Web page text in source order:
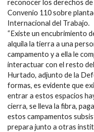
reconocer los derechos
Convenio 110 sobre
Internacional del Trabajo.
“Existe un encubrimiento
alquila la tierra a una
campamento y a ella le
interactuar con el resto
Hurtado, adjunto de la
formas, es evidente que
entrar a estos espacios
cierra, se lleva la fibra,
estos campamentos
prepara junto a otras